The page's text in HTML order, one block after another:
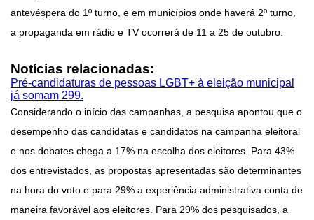
antevéspera do 1º turno, e em municípios onde haverá 2º turno,
a propaganda em rádio e TV ocorrerá de 11 a 25 de outubro.
Notícias relacionadas:
Pré-candidaturas de pessoas LGBT+ à eleição municipal
já somam 299.
Considerando o início das campanhas, a pesquisa apontou que o
desempenho das candidatas e candidatos na campanha eleitoral
e nos debates chega a 17% na escolha dos eleitores. Para 43%
dos entrevistados, as propostas apresentadas são determinantes
na hora do voto e para 29% a experiência administrativa conta de
maneira favorável aos eleitores. Para 29% dos pesquisados, a